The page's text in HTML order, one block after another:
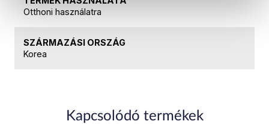
Otthoni használatra
SZÁRMAZÁSI ORSZÁG
Korea
Kapcsolódó termékek